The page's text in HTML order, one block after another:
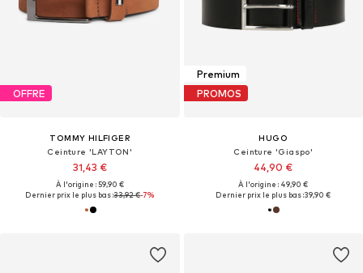
OFFRE
TOMMY HILFIGER
Ceinture 'LAYTON'
31,43 €
À l'origine : 59,90 €
Dernier prix le plus bas :33,92 €-7%
Premium
PROMOS
HUGO
Ceinture 'Giaspo'
44,90 €
À l'origine : 49,90 €
Dernier prix le plus bas :39,90 €